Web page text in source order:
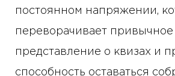
постоянном напряжении,
переворачивает привычное
представление о квизах и
способность оставаться